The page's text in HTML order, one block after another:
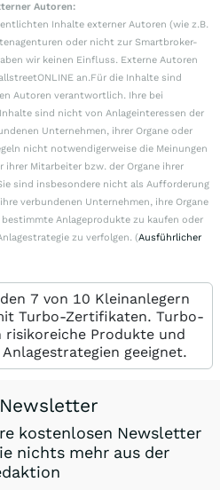
Autoren:
Inhalte externer Autoren (wie z.B.
oder nicht zur Smartbroker-
wir keinen Einfluss. Externe Autoren
an.Für die Inhalte sind
Autoren verantwortlich. Ihre bei
sind nicht von Anlageinteressen der
Unternehmen, ihrer Organe oder
nicht notwendigerweise die Meinungen
ihrer Mitarbeiter bzw. der Organe ihrer
sind insbesondere nicht als Aufforderung
verbundenen Unternehmen, ihre Organe
Anlageprodukte zu kaufen oder
zu verfolgen. (Ausführlicher
7 von 10 Kleinanlegern
Turbo-Zertifikaten. Turbo-
Produkte und
geeignet.
Newsletter
kostenlosen Newsletter
nichts mehr aus der